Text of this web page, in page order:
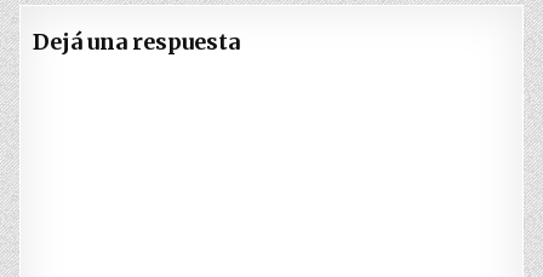
Dejá una respuesta